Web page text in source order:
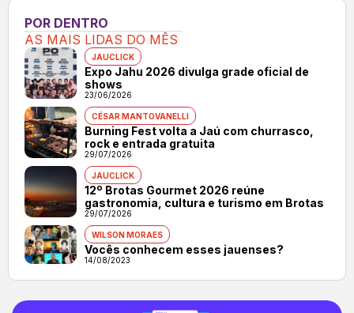
POR DENTRO
AS MAIS LIDAS DO MÊS
JAUCLICK
Expo Jahu 2026 divulga grade oficial de
shows
23/06/2026
CÉSAR MANTOVANELLI
Burning Fest volta a Jaú com churrasco,
rock e entrada gratuita
29/07/2026
JAUCLICK
12º Brotas Gourmet 2026 reúne
gastronomia, cultura e turismo em Brotas
29/07/2026
WILSON MORAES
Vocês conhecem esses jauenses?
14/08/2023